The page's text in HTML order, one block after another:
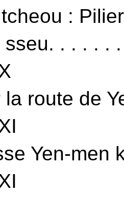
tcheou :
. . . . .
la route de
Yen-men